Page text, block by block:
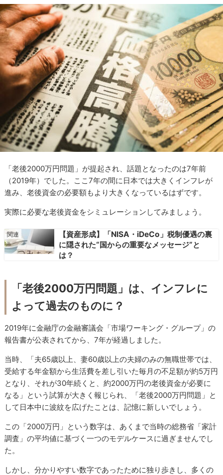
「老後2000万円問題」が提起され、話題となったのは7年前
（2019年）でした。ここ7年の間に日本では大きくインフレが
進み、老後資金の必要額もより大きくなっているはずです。
実際に必要な老後資金をシミュレーションしてみましょう。
【資産形成】「NISA・iDeCo」税制優遇の裏
に隠された“国からの重要なメッセージ”と
は？
「老後2000万円問題」は、インフレに
よって過去のものに？
2019年に金融庁の金融審議会「市場ワーキング・グループ」の
報告書が公表されてから、7年が経過しました。
当時、「夫65歳以上、妻60歳以上の夫婦のみの無職世帯では、
受給する年金額から生活費を差し引いた毎月の不足額が約5万円
となり、それが30年続くと、約2000万円の老後資金が必要に
なる」という試算が大きく報じられ、「老後2000万円問題」と
して日本中に波紋を広げたことは、記憶に新しいでしょう。
この「2000万円」という数字は、あくまで当時の総務省「家計
調査」の平均値に基づく一つのモデルケースに過ぎませんでし
た。
しかし、分かりやすい数字であったために独り歩きし、多くの